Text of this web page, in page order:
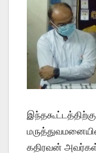
இந்தகூட்டத்திற்கு
கதிரவன் அவர்கள்